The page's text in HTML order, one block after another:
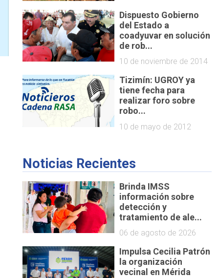
Dispuesto Gobierno
del Estado a
coadyuvar en solución
de rob...
10 de noviembre de 2014
Tizimín: UGROY ya
tiene fecha para
realizar foro sobre
robo...
10 de mayo de 2012
Noticias Recientes
Brinda IMSS
información sobre
detección y
tratamiento de ale...
06 de agosto de 2026
Impulsa Cecilia Patrón
la organización
vecinal en Mérida